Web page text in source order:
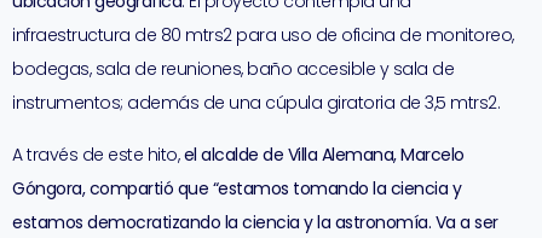
infraestructura de 80 mtrs2 para uso de oficina de monitoreo,
bodegas, sala de reuniones, baño accesible y sala de
instrumentos; además de una cúpula giratoria de 3,5 mtrs2.
A través de este hito,el alcalde de Villa Alemana, Marcelo
Góngora, compartió que “estamos tomando la ciencia y
estamos democratizando la ciencia y la astronomía. Va a ser